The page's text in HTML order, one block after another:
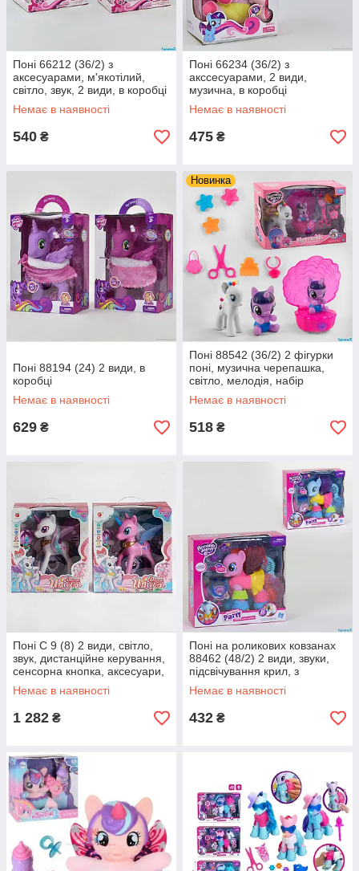
Поні 66212 (36/2) з
аксесуарами, м'якотілий,
світло, звук, 2 види, в коробці
Немає в наявності
540 ₴
Поні 66234 (36/2) з
акссесуарами, 2 види,
музична, в коробці
Немає в наявності
475 ₴
Поні 88194 (24) 2 види, в
коробці
Немає в наявності
629 ₴
Новинка
Поні 88542 (36/2) 2 фігурки
поні, музична черепашка,
світло, мелодія, набір
намистин, аксесуари, в
коробці
Немає в наявності
518 ₴
Поні C 9 (8) 2 види, світло,
звук, дистанційне керування,
сенсорна кнопка, аксесуари,
в коробці
Немає в наявності
1 282 ₴
Поні на роликових ковзанах
88462 (48/2) 2 види, звуки,
підсвічування крил, з
аксесуарами, в коробці
Немає в наявності
432 ₴